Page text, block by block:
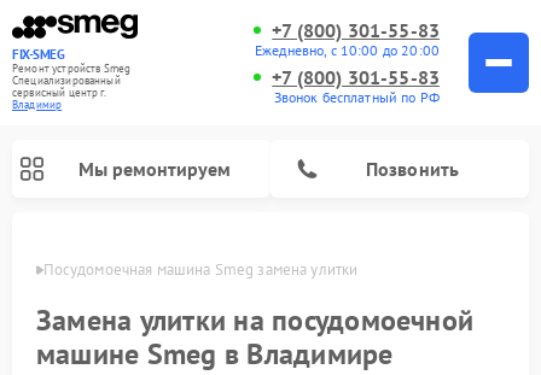
FIX-SMEG
Ремонт устройств Smeg
Специализированный
cервисный центр г.
Владимир
+7 (800) 301-55-83
Ежедневно, с 10:00 до 20:00
+7 (800) 301-55-83
Звонок бесплатный по РФ
Мы ремонтируем Позвонить
Посудомоечная машина Smeg замена улитки
Замена улитки на посудомоечной
машине Smeg в Владимире